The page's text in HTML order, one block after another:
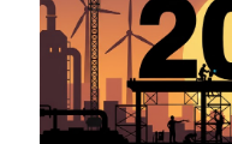
стали
на
три
года